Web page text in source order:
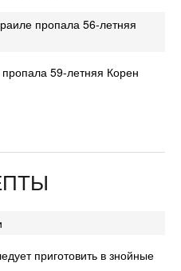
пропала 56-летняя
59-летняя Корен
приготовить в знойные